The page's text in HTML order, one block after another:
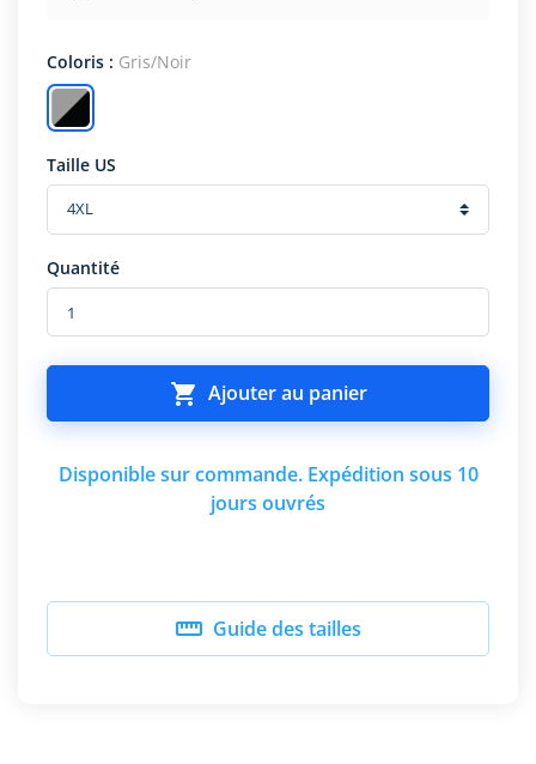
Coloris : Gris/Noir
Taille US
Quantité
 Ajouter au panier
Disponible sur commande. Expédition sous 10
jours ouvrés
 Guide des tailles